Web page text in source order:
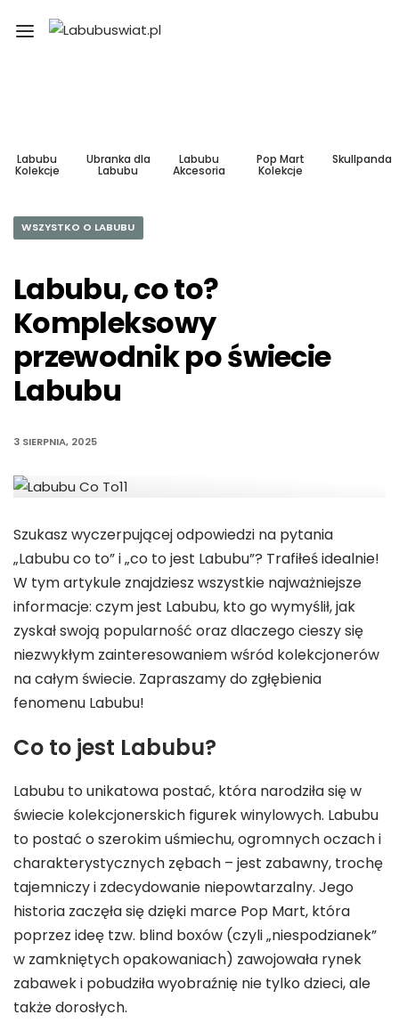
Labubu
Kolekcje
Ubranka dla
Labubu
Labubu
Akcesoria
Pop Mart
Kolekcje
Skullpanda
WSZYSTKO O LABUBU
Labubu, co to?
Kompleksowy
przewodnik po świecie
Labubu
3 SIERPNIA, 2025
Szukasz wyczerpującej odpowiedzi na pytania
„Labubu co to” i „co to jest Labubu”? Trafiłeś idealnie!
W tym artykule znajdziesz wszystkie najważniejsze
informacje: czym jest Labubu, kto go wymyślił, jak
zyskał swoją popularność oraz dlaczego cieszy się
niezwykłym zainteresowaniem wśród kolekcjonerów
na całym świecie. Zapraszamy do zgłębienia
fenomenu Labubu!
Co to jest Labubu?
Labubu to unikatowa postać, która narodziła się w
świecie kolekcjonerskich figurek winylowych. Labubu
to postać o szerokim uśmiechu, ogromnych oczach i
charakterystycznych zębach – jest zabawny, trochę
tajemniczy i zdecydowanie niepowtarzalny. Jego
historia zaczęła się dzięki marce Pop Mart, która
poprzez ideę tzw. blind boxów (czyli „niespodzianek”
w zamkniętych opakowaniach) zawojowała rynek
zabawek i pobudziła wyobraźnię nie tylko dzieci, ale
także dorosłych.